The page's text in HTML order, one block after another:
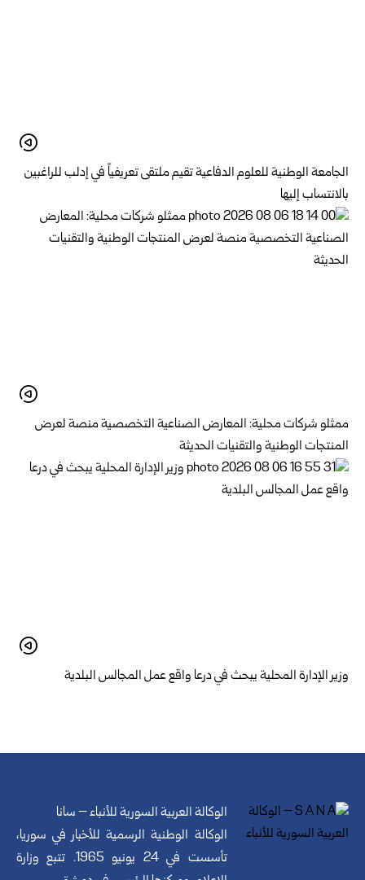
الجامعة الوطنية للعلوم الدفاعية تقيم ملتقى تعريفياً في إدلب للراغبين
بالانتساب إليها
ممثلو شركات محلية: المعارض الصناعية التخصصية منصة لعرض
المنتجات الوطنية والتقنيات الحديثة
وزير الإدارة المحلية يبحث في درعا واقع عمل المجالس البلدية
الوكالة العربية السورية للأنباء – سانا
الوكالة الوطنية الرسمية للأخبار في سوريا،
تأسست في 24 يونيو 1965. تتبع وزارة